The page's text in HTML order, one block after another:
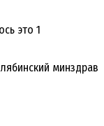
это 1
минздрав